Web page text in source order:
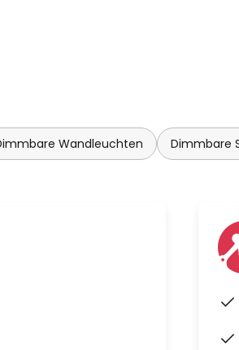
Wandleuchten Dimmbare